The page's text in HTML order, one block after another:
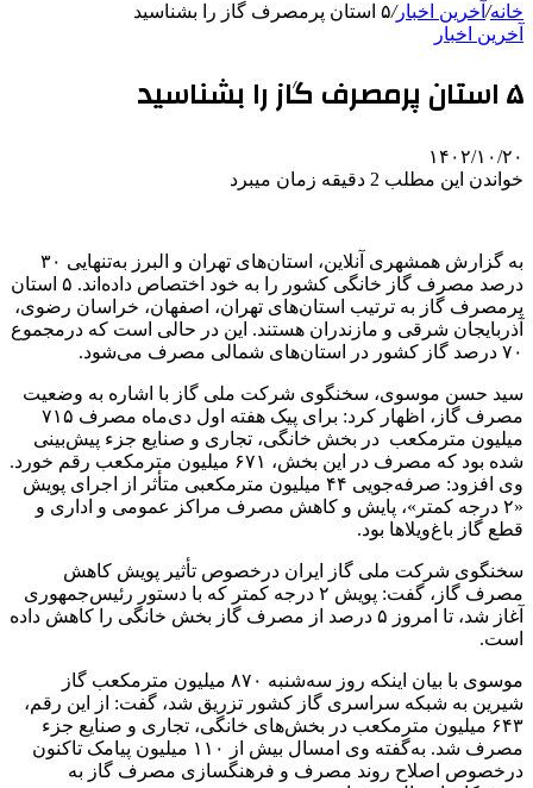
خانه/ آخرین اخبار/۵ استان پرمصرف گاز را بشناسید
آخرین اخبار
۵ استان پرمصرف گاز را بشناسید
۱۴۰۲/۱۰/۲۰
خواندن این مطلب 2 دقیقه زمان میبرد
به گزارش همشهری آنلاین، استان‌های تهران و البرز به‌تنهایی ۳۰
درصد مصرف گاز خانگی کشور را به خود اختصاص داده‌اند. ۵ استان
پرمصرف گاز به ترتیب استان‌های تهران، اصفهان، خراسان رضوی،
آذربایجان شرقی و مازندران هستند. این در حالی است که درمجموع
۷۰ درصد گاز کشور در استان‌های شمالی مصرف می‌شود. ‌
سید حسن موسوی، سخنگوی شرکت ملی گاز با اشاره به وضعیت
مصرف گاز، اظهار کرد: برای پیک هفته اول دی‌ماه مصرف ۷۱۵
میلیون مترمکعب ‌ در بخش خانگی، تجاری و صنایع جزء پیش‌بینی
شده بود که مصرف در این بخش، ۶۷۱ میلیون مترمکعب رقم خورد.
وی افزود: صرفه‌جویی ۴۴ میلیون مترمکعبی متأثر از اجرای پویش
«۲ درجه کمتر»، پایش و کاهش مصرف مراکز عمومی و اداری و
قطع گاز باغ‌ویلاها بود.
سخنگوی شرکت ملی گاز ایران درخصوص تأثیر پویش کاهش
مصرف گاز، گفت: پویش ۲ درجه کمتر که با دستور رئیس‌جمهوری
آغاز شد، تا امروز ۵ درصد از مصرف گاز بخش خانگی را کاهش داده
است. ‌
موسوی با بیان اینکه روز سه‌شنبه ۸۷۰ میلیون مترمکعب گاز
شیرین به شبکه سراسری گاز کشور تزریق شد، گفت: از این رقم،
۶۴۳ میلیون مترمکعب در بخش‌های خانگی، تجاری و صنایع جزء
مصرف شد. به‌گفته وی امسال بیش از ۱۱۰ میلیون پیامک تاکنون
درخصوص اصلاح روند مصرف و فرهنگسازی مصرف گاز به